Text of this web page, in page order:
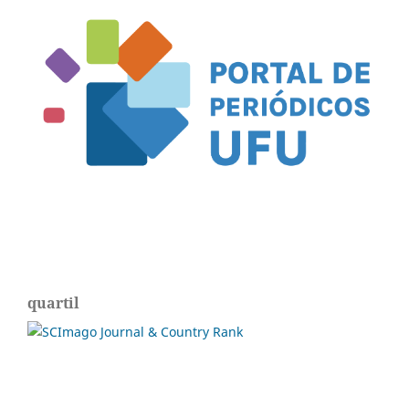
quartil